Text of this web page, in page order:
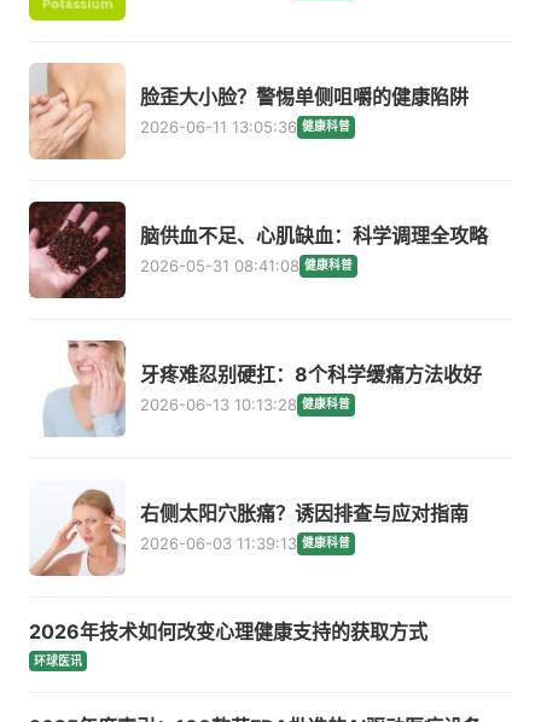
脸歪大小脸？警惕单侧咀嚼的健康陷阱
2026-06-11 13:05:36 健康科普
脑供血不足、心肌缺血：科学调理全攻略
2026-05-31 08:41:08 健康科普
牙疼难忍别硬扛：8个科学缓痛方法收好
2026-06-13 10:13:28 健康科普
右侧太阳穴胀痛？诱因排查与应对指南
2026-06-03 11:39:13 健康科普
2026年技术如何改变心理健康支持的获取方式
环球医讯